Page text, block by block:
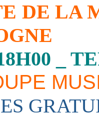
DE LA
_